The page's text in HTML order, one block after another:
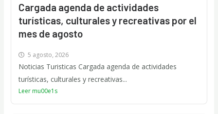
Cargada agenda de actividades
turísticas, culturales y recreativas por el
mes de agosto
5 agosto, 2026
Noticias Turisticas Cargada agenda de actividades
turísticas, culturales y recreativas...
Leer mu00e1s